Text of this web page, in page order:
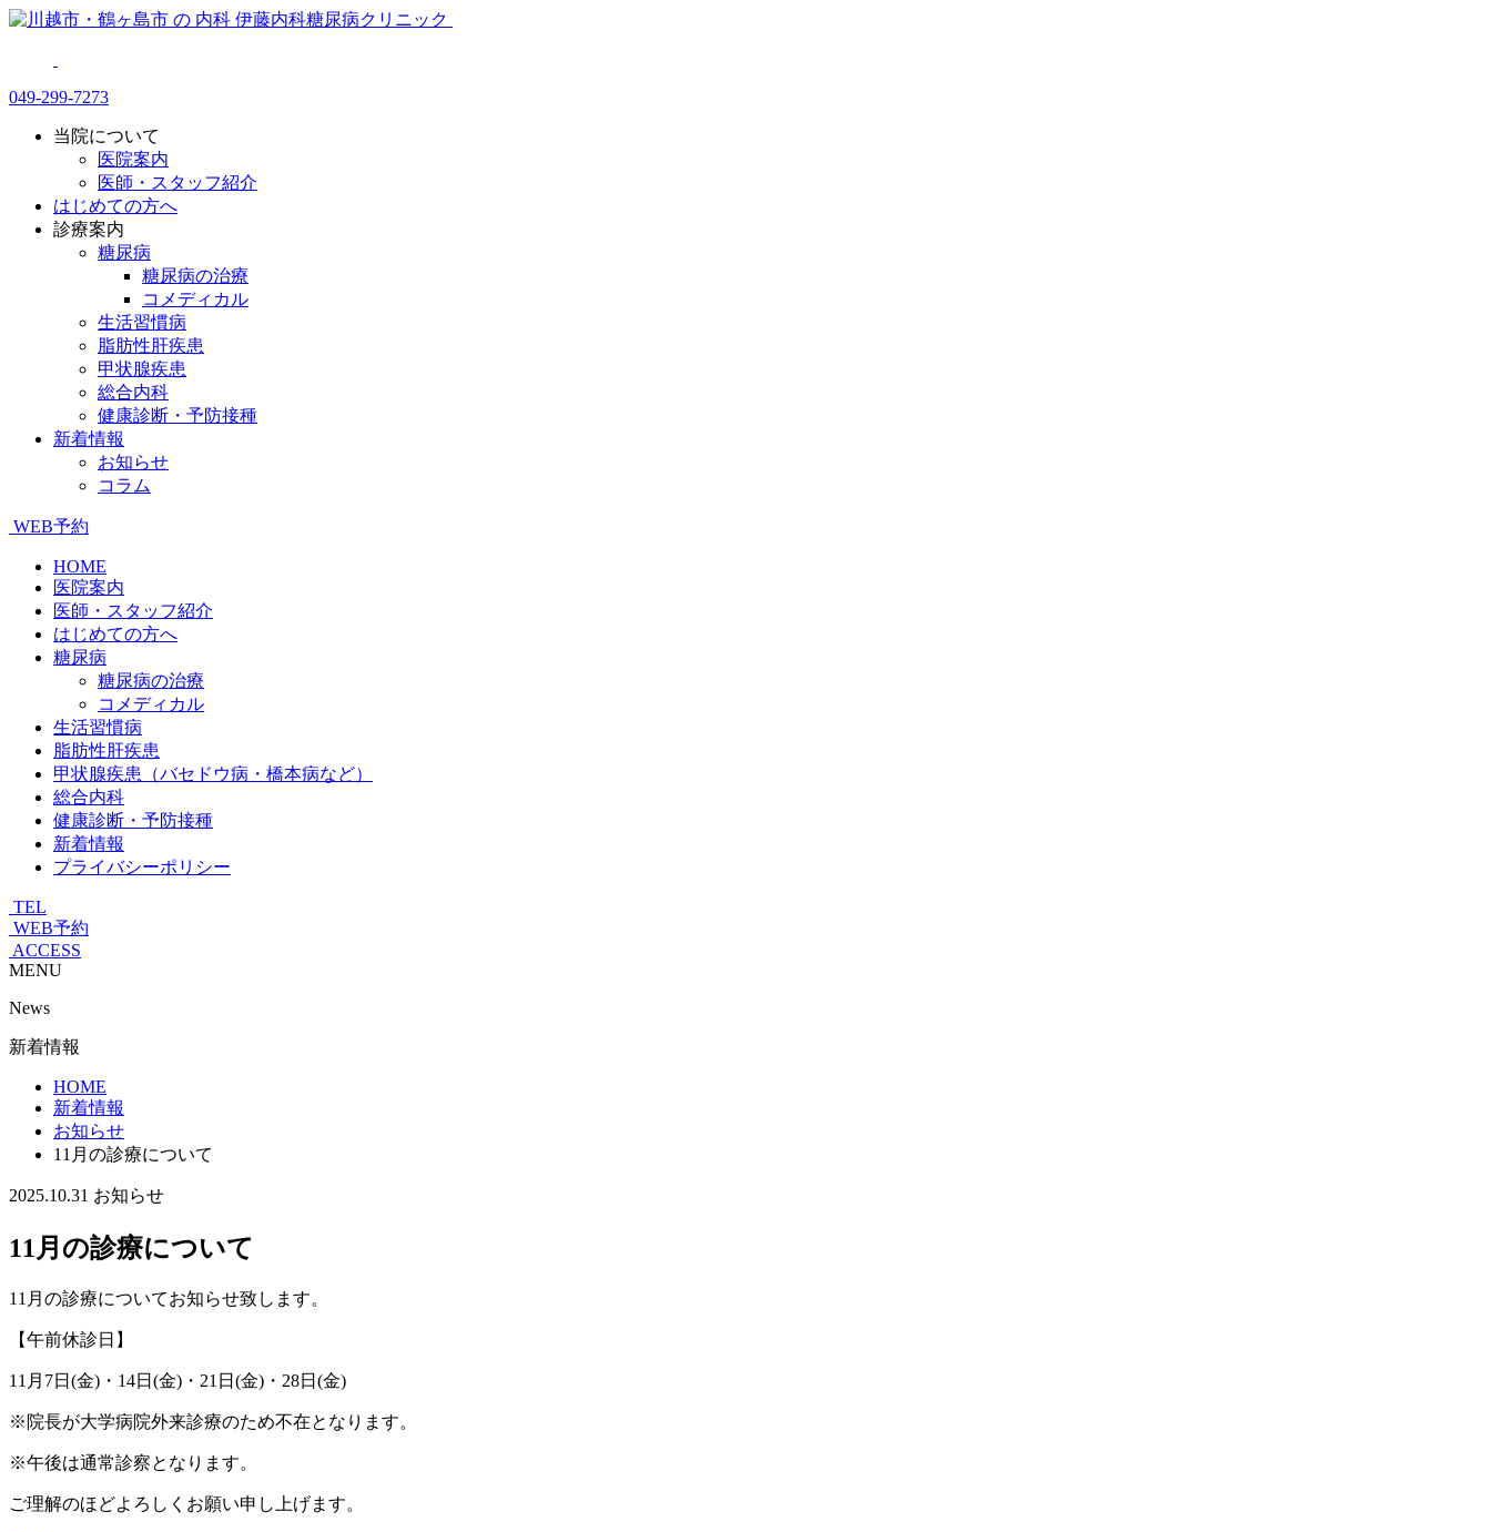
049-299-7273
当院について
医院案内
医師・スタッフ紹介
はじめての方へ
診療案内
糖尿病
糖尿病の治療
コメディカル
生活習慣病
脂肪性肝疾患
甲状腺疾患
総合内科
健康診断・予防接種
新着情報
お知らせ
コラム
WEB予約
HOME
医院案内
医師・スタッフ紹介
はじめての方へ
糖尿病
糖尿病の治療
コメディカル
生活習慣病
脂肪性肝疾患
甲状腺疾患（バセドウ病・橋本病など）
総合内科
健康診断・予防接種
新着情報
プライバシーポリシー
TEL
WEB予約
ACCESS
MENU
News
新着情報
HOME
新着情報
お知らせ
11月の診療について
2025.10.31 お知らせ
11月の診療について
11月の診療についてお知らせ致します。
【午前休診日】
11月7日(金)・14日(金)・21日(金)・28日(金)
※院長が大学病院外来診療のため不在となります。
※午後は通常診察となります。
ご理解のほどよろしくお願い申し上げます。